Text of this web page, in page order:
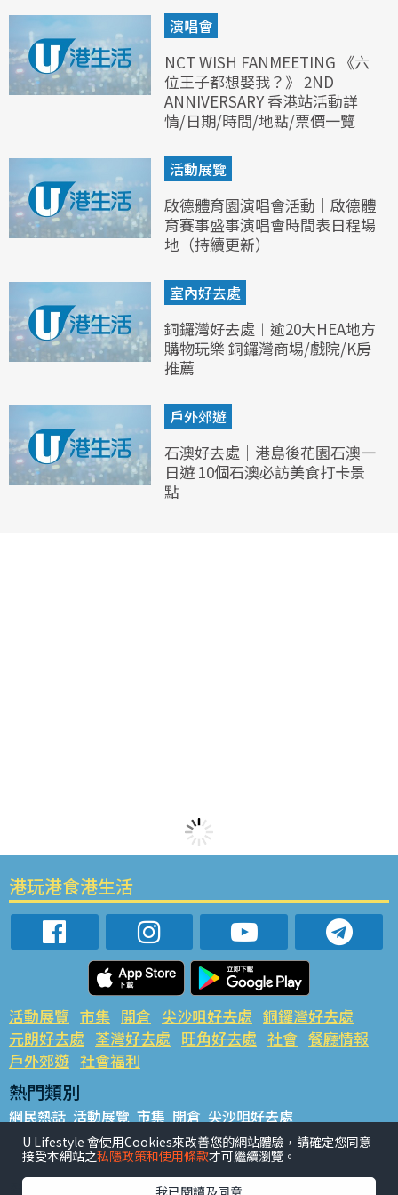
演唱會
NCT WISH FANMEETING 《六
位王子都想娶我？》 2ND
ANNIVERSARY 香港站活動詳
情/日期/時間/地點/票價一覽
活動展覽
啟德體育園演唱會活動｜啟德體
育賽事盛事演唱會時間表日程場
地（持續更新）
室內好去處
銅鑼灣好去處︱逾20大HEA地方
購物玩樂 銅鑼灣商場/戲院/K房
推薦
戶外郊遊
石澳好去處｜港島後花園石澳一
日遊 10個石澳必訪美食打卡景
點
港玩港食港生活
活動展覽 市集 開倉 尖沙咀好去處 銅鑼灣好去處
元朗好去處 荃灣好去處 旺角好去處 社會 餐廳情報
戶外郊遊 社會福利
熱門類別
網民熱話 活動展覽 市集 開倉 尖沙咀好去處
銅鑼灣好去處 元朗好去處 荃灣好去處 旺角好去處 社會
餐廳情報 戶外郊遊
熱門標籤
U Lifestyle 會使用Cookies來改善您的網站體驗，請確定您同意
接受本網站之私隱政策和使用條款才可繼續瀏覽。
我已閱讀及同意